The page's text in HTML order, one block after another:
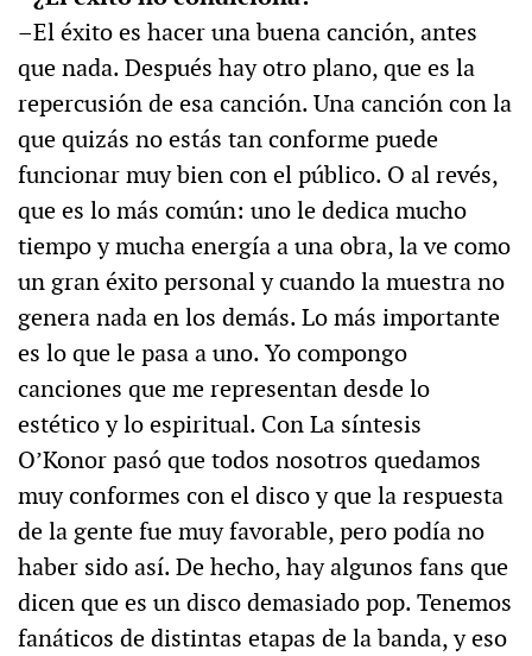
–El éxito es hacer una buena canción, antes
que nada. Después hay otro plano, que es la
repercusión de esa canción. Una canción con la
que quizás no estás tan conforme puede
funcionar muy bien con el público. O al revés,
que es lo más común: uno le dedica mucho
tiempo y mucha energía a una obra, la ve como
un gran éxito personal y cuando la muestra no
genera nada en los demás. Lo más importante
es lo que le pasa a uno. Yo compongo
canciones que me representan desde lo
estético y lo espiritual. Con La síntesis
O’Konor pasó que todos nosotros quedamos
muy conformes con el disco y que la respuesta
de la gente fue muy favorable, pero podía no
haber sido así. De hecho, hay algunos fans que
dicen que es un disco demasiado pop. Tenemos
fanáticos de distintas etapas de la banda, y eso